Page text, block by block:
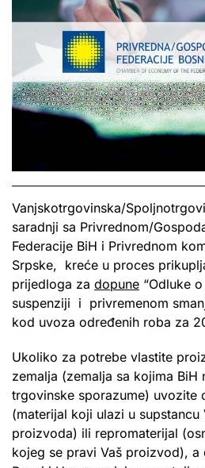
Vanjskotrgovinska/
saradnji sa Privrednom/
Federacije BiH i Privrednom
Srpske, kreće u proces
prijedloga za dopune “Odluke
suspenziji i privremenom
kod uvoza određenih roba za
Ukoliko za potrebe vlastite
zemalja (zemalja sa kojima BiH
trgovinske sporazume) uvozite
(materijal koji ulazi u supstancu
proizvoda) ili repromaterijal
kojeg se pravi Vaš proizvod), a